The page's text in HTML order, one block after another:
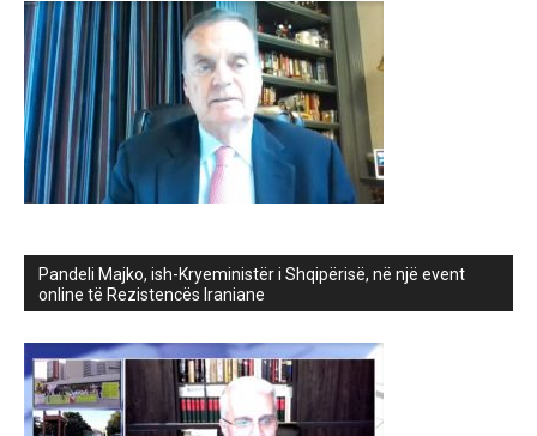
Pandeli Majko, ish-Kryeministër i Shqipërisë, në një event
online të Rezistencës Iraniane